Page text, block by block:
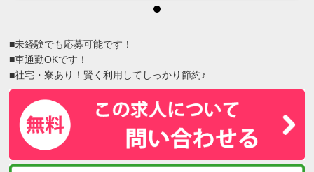
■未経験でも応募可能です！
■車通勤OKです！
■社宅・寮あり！賢く利用してしっかり節約♪